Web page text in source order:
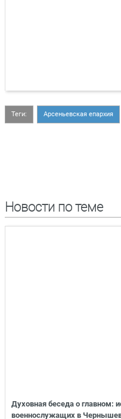
Теги: Арсеньевская епархия
Новости по теме
Духовная беседа о главном:
военнослужащих в